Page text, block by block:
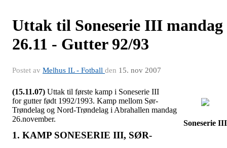
Uttak til Soneserie III mandag
26.11 - Gutter 92/93
Postet av Melhus IL - Fotball den 15. nov 2007
Soneserie III
(15.11.07) Uttak til første kamp i Soneserie III
for gutter født 1992/1993. Kamp mellom Sør-
Trøndelag og Nord-Trøndelag i Abrahallen mandag
26.november.
1. KAMP SONESERIE III, SØR-